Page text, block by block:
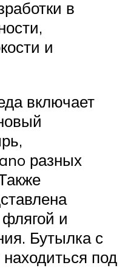
в
и
включает
разных
и
Бутылка с
под